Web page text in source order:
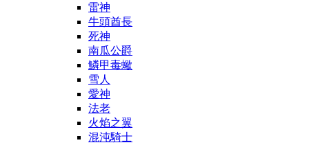
雷神
牛頭酋長
死神
南瓜公爵
鱗甲毒蠍
雪人
愛神
法老
火焰之翼
混沌騎士